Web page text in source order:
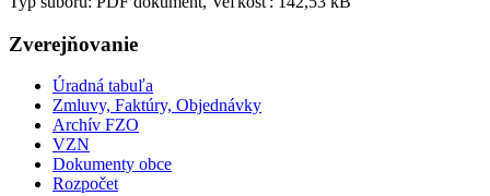
Zverejňovanie
Úradná tabuľa
Zmluvy, Faktúry, Objednávky
Archív FZO
VZN
Dokumenty obce
Rozpočet